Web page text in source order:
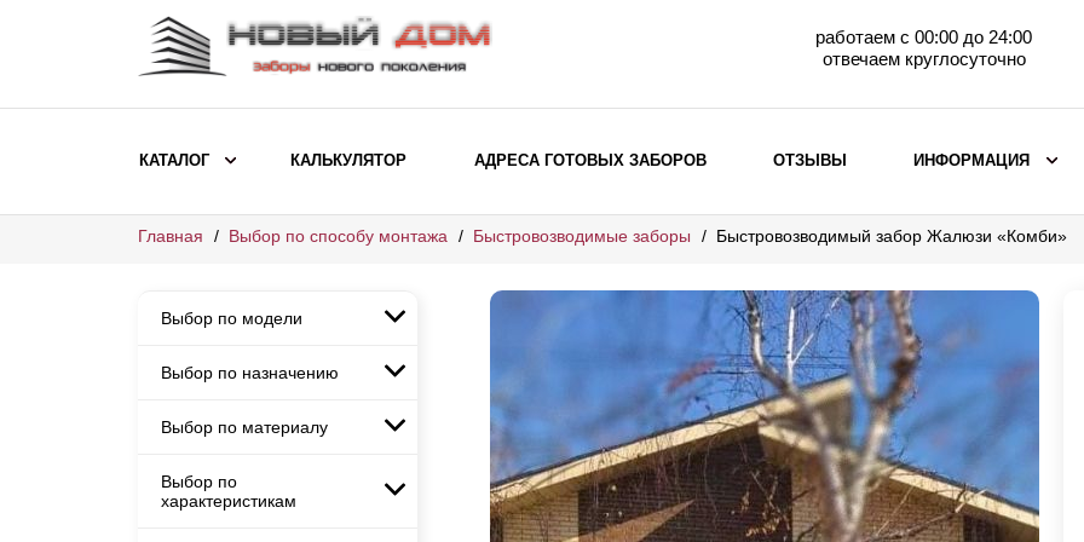
работаем с 00:00 до 24:00
отвечаем круглосуточно
КАТАЛОГ
ВЫБОР ПО МОДЕЛИ
Заборы Хай-тек
Заборы Жалюзи
Заборы и ограждения для детских
ВЫБОР ПО МАТЕРИАЛУ
Заборы с кирпичными столбами
Заборы из евроштакетника
горизонтального
Металлические заборы для дачи
Забор жалюзи с кирпичными столбами
Металлические заборы
Металлические ограждения
КАЛЬКУЛЯТОР АДРЕСА ГОТОВЫХ ЗАБОРОВ ОТЗЫВЫ ИНФОРМАЦИЯ
Главная Выбор по способу монтажа Быстровозводимые заборы Быстровозводимый забор Жалюзи «Комби»
Выбор по модели
Заборы Ранчо
Заборы Классика
Заборы Жалюзи
Выбор по назначению
Заборы и ограждения для
Заборы для дачи
Выбор по материалу
Заборы с кирпичными столбами
Выбор по
характеристикам